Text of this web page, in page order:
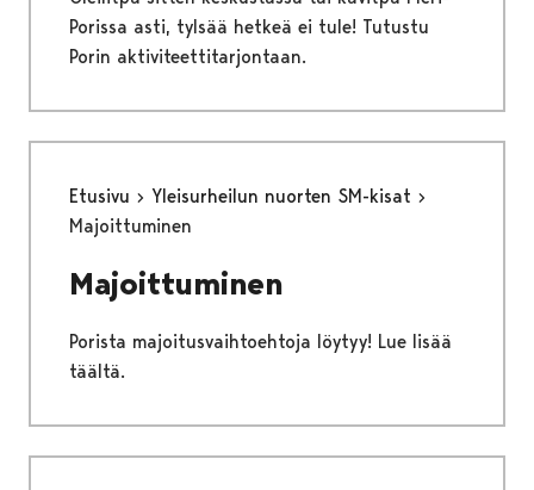
Porissa asti, tylsää hetkeä ei tule! Tutustu
Porin aktiviteettitarjontaan.
Etusivu
Yleisurheilun nuorten SM-kisat
Majoittuminen
Majoittuminen
Porista majoitusvaihtoehtoja löytyy! Lue lisää
täältä.